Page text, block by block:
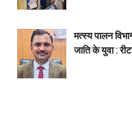
मत्स्य पालन
जाति के युवा :